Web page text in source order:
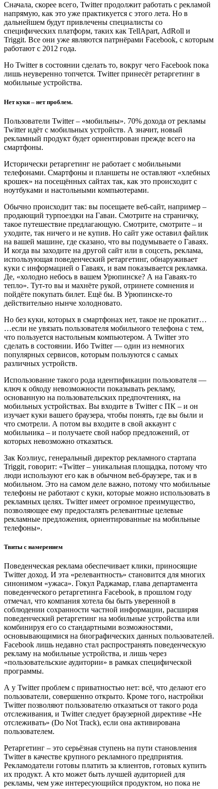
Сначала, скорее всего, Twitter продолжит работать с рекламой
напрямую, как это уже практикуется с этого лета. Но в
дальнейшем будут привлечены специалисты со
специфических платформ, таких как TellApart, AdRoll и
Triggit. Все они уже являются патрнёрами Facebook, с которым
работают с 2012 года.
Но Twitter в состоянии сделать то, вокруг чего Facebook пока
лишь неуверенно топчется. Twitter принесёт ретаргетинг в
мобильные устройства.
Нет куки – нет проблем.
Пользователи Twitter – «мобильны». 70% дохода от рекламы
Twitter идёт с мобильных устройств. А значит, новый
рекламный продукт будет ориентирован прежде всего на
смартфоны.
Исторически ретаргетинг не работает с мобильными
телефонами. Смартфоны и планшеты не оставляют «хлебных
крошек» на посещённых сайтах так, как это происходит с
ноутбуками и настольными компьютерами.
Обычно происходит так: вы посещаете веб-сайт, например –
продающий турпоездки на Гаваи. Смотрите на страничку,
такое путешествие предлагающую. Смотрите, смотрите – и
уходите, так ничего и не купив. Но сайт уже оставил файлик
на вашей машине, где сказано, что вы подумываете о Гаваях.
И когда вы заходите на другой сайт или в соцсеть, реклама,
использующая поведенческий ретаргетинг, обнаруживает
куки с информацией о Гаваях, и вам показывается рекламка.
Де, «холодно небось в вашем Урюпинске? А на Гаваях-то
тепло». Тут-то вы и махнёте рукой, отринете сомнения и
пойдёте покупать билет. Ещё бы. В Урюпинске-то
действительно нынче холодновато.
Но без куки, которых в смартфонах нет, такое не прокатит…
…если не увязать пользователя мобильного телефона с тем,
что пользуется настольным компьютером. А Twitter это
сделать в состоянии. Ибо Twitter — один из немногих
популярных сервисов, которым пользуются с самых
различных устройств.
Использование такого рода идентификации пользователя —
ключ к обходу невозможности показывать рекламу,
основанную на пользовательских предпочтениях, на
мобильных устройствах. Вы входите в Twitter с ПК – и он
изучает куки вашего браузера, чтобы понять, где вы были и
что смотрели. А потом вы входите в свой аккаунт с
мобильника – и получаете свой набор предложений, от
которых невозможно отказаться.
Зак Коэлиус, генеральный директор рекламного стартапа
Triggit, говорит: «Twitter – уникальная площадка, потому что
люди используют его как в обычном веб-браузере, так и в
мобильном. Это на самом деле важно, потому что мобильные
телефоны не работают с куки, которые можно использовать в
рекламных целях. Twitter имеет огромное преимущество,
позволяющее ему предосталять релевантные целевые
рекламные предложения, ориентированные на мобильные
телефоны».
Твиты с намерением
Поведенческая реклама обеспечивает клики, приносящие
Twitter доход. И эта «релевантность» становится для многих
синонимом «ужаса». Гокул Раджамар, глава департамента
поведенческого ретаргетинга Facebook, в прошлом году
отмечал, что компания хотела бы быть уверенной в
соблюдении сохранности частной информации, расширяя
поведенческий ретаргетинг на мобильные устройства или
комбинируя его со стандартными возможностями,
основывающимися на биографических данных пользователей.
Facebook лишь недавно стал распространять поведенческую
рекламу на мобильные устройства, и лишь через
«пользовательские аудитории» в рамках специфической
программы.
А у Twitter проблем с приватностью нет: всё, что делают его
пользователи, совершенно открыто. Кроме того, настройки
Twitter позволяют пользователю отказаться от такого рода
отслеживания, и Twitter следует браузерной директиве «Не
отслеживать» (Do Not Track), если она активирована
пользователем.
Ретаргетинг – это серьёзная ступень на пути становления
Twitter в качестве крупного рекламного предприятия.
Рекламодатели готовы платить за клиентов, готовых купить
их продукт. А кто может быть лучшей аудиторией для
рекламы, чем уже интересующийся продуктом, но пока не